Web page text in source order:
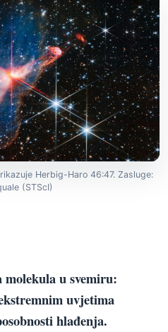
Herbig-Haro 46:47. Zasluge:
(STScI)
u svemiru:
uvjetima
hlađenja.